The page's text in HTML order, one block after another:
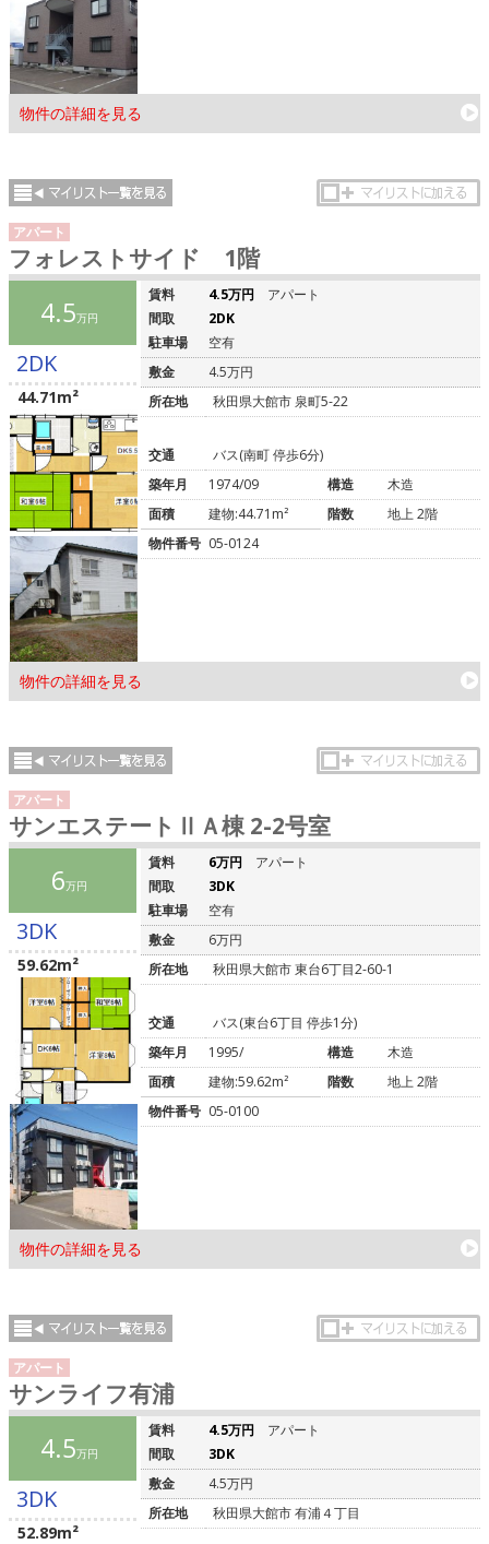
物件の詳細を見る
アパート
フォレストサイド 1階
4.5万円
2DK
44.71m²
物件の詳細を見る
賃料 4.5万円
アパート
間取
2DK
駐車場
空有
敷金
4.5万円
所在地
秋田県大館市 泉町5-22
交通
バス(南町 停歩6分)
築年月
1974/09 構造
木造
面積
建物:44.71m² 階数
地上 2階
物件番号 05-0124
アパート
サンエステートⅡＡ棟 2-2号室
6万円
3DK
59.62m²
物件の詳細を見る
賃料 6万円
アパート
間取
3DK
駐車場
空有
敷金
6万円
所在地
秋田県大館市 東台6丁目2-60-1
交通
バス(東台6丁目 停歩1分)
築年月
1995/ 構造
木造
面積
建物:59.62m² 階数
地上 2階
物件番号 05-0100
アパート
サンライフ有浦
4.5万円
3DK
52.89m²
賃料 4.5万円
アパート
間取
3DK
敷金
4.5万円
所在地
秋田県大館市 有浦４丁目